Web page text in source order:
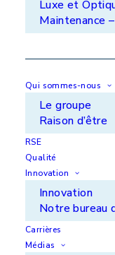
Luxe et
Maintenance
Qui sommes-nous
Le groupe
Raison d’être
RSE
Qualité
Innovation
Innovation
Notre bureau
Carrières
Médias
Lorilleux
28170
+33 (0)2 37
Vos marchés
Nos solutions
Innovation
Qui sommes-
Actualités